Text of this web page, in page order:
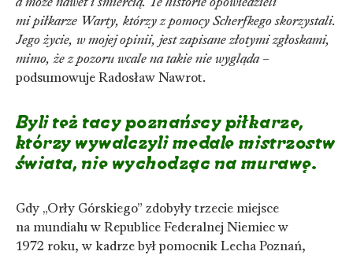
mi piłkarze Warty, którzy z pomocy Scherfkego skorzystali.
Jego życie, w mojej opinii, jest zapisane złotymi zgłoskami,
mimo, że z pozoru wcale na takie nie wygląda –
podsumowuje Radosław Nawrot.
Byli też tacy poznańscy piłkarze,
którzy wywalczyli medale mistrzostw
świata, nie wychodząc na murawę.
Gdy „Orły Górskiego” zdobyły trzecie miejsce
na mundialu w Republice Federalnej Niemiec w
1972 roku, w kadrze był pomocnik Lecha Poznań,